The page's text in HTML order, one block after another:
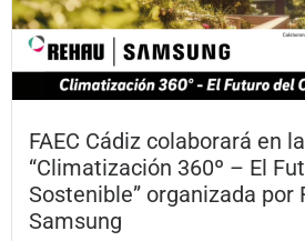
FAEC Cádiz colaborará en
“Climatización 360º – El
Sostenible” organizada por
Samsung